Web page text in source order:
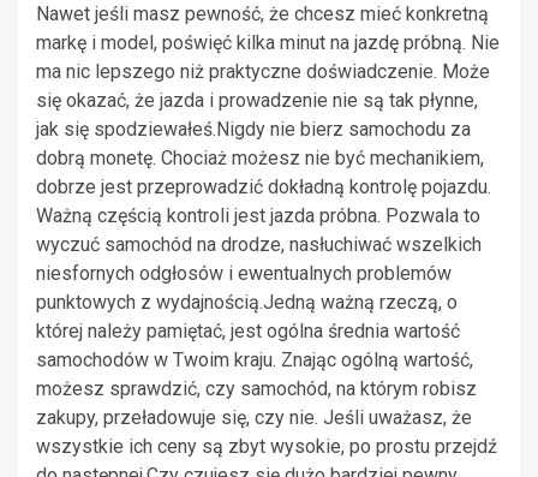
Nawet jeśli masz pewność, że chcesz mieć konkretną
markę i model, poświęć kilka minut na jazdę próbną. Nie
ma nic lepszego niż praktyczne doświadczenie. Może
się okazać, że jazda i prowadzenie nie są tak płynne,
jak się spodziewałeś.Nigdy nie bierz samochodu za
dobrą monetę. Chociaż możesz nie być mechanikiem,
dobrze jest przeprowadzić dokładną kontrolę pojazdu.
Ważną częścią kontroli jest jazda próbna. Pozwala to
wyczuć samochód na drodze, nasłuchiwać wszelkich
niesfornych odgłosów i ewentualnych problemów
punktowych z wydajnością.Jedną ważną rzeczą, o
której należy pamiętać, jest ogólna średnia wartość
samochodów w Twoim kraju. Znając ogólną wartość,
możesz sprawdzić, czy samochód, na którym robisz
zakupy, przeładowuje się, czy nie. Jeśli uważasz, że
wszystkie ich ceny są zbyt wysokie, po prostu przejdź